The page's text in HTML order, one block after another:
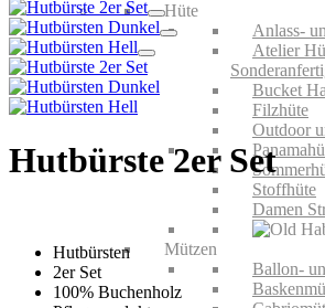
Hüte
Anlass-
Atelier
Bucket
Filzhüte
Outdoor
Stoffhüte
Damen
Mützen
Ballon-
Hutbürste 2er Set
Hutbürsten
2er Set
100% Buchenholz